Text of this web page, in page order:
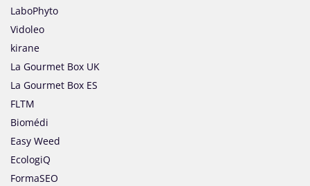
LaboPhyto
Vidoleo
kirane
La Gourmet Box UK
La Gourmet Box ES
FLTM
Biomédi
Easy Weed
EcologiQ
FormaSEO